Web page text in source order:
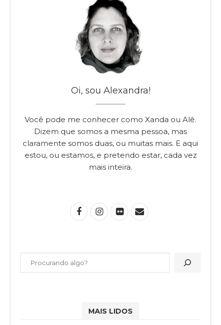
Oi, sou Alexandra!
Você pode me conhecer como Xanda ou Alê.
Dizem que somos a mesma pessoa, mas
claramente somos duas, ou muitas mais. E aqui
estou, ou estamos, e pretendo estar, cada vez
mais inteira.
MAIS LIDOS